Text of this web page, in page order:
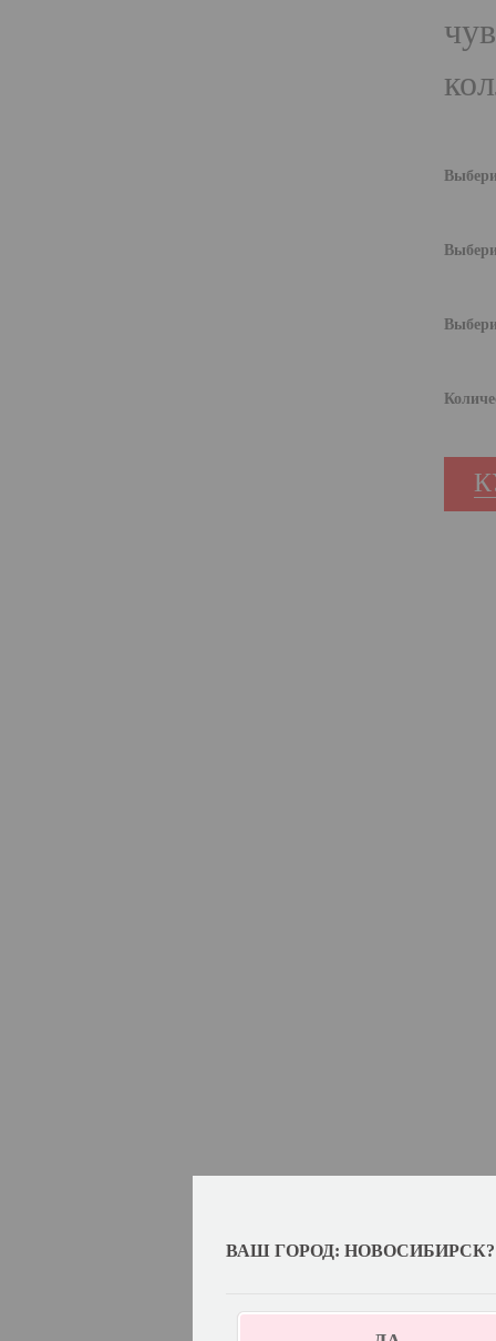
ВАШ ГОРОД: НОВОСИБИРСК?